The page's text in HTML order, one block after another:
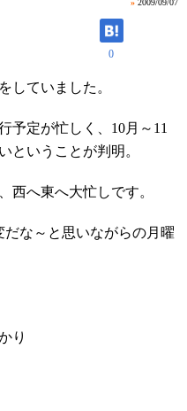
» 2009/09/07
0
していました。
予定が忙しく、10月～11
ということが判明。
へ東へ大忙しです。
な～と思いながらの月曜
り